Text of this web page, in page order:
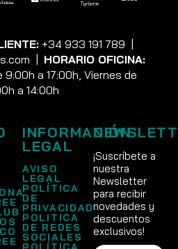
+34 933 191 789
HORARIO OFICINA:
a 17:00h, Viernes de
a 14:00h
INFORMACIÓN
LEGAL
AVISO
LEGAL
POLÍTICA
DE
PRIVACIDAD
POLITICA
DE REDES
SOCIALES
¡Suscríbete a
nuestra
Newsletter
para recibir
novedades y
descuentos
exclusivos!